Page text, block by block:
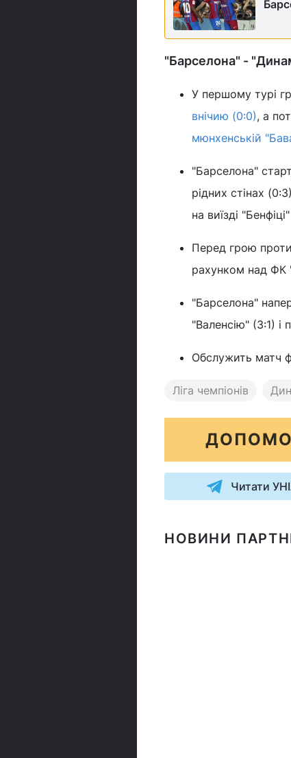
"Барселона" -
У першому турі
внічию (0:0), а
мюнхенській
"Барселона"
рідних стінах
на виїзді
Перед грою
рахунком над ФК
"Барселона"
"Валенсію" (3:1) і
Обслужить матч
Ліга чемпіонів
Читати
НОВИНИ